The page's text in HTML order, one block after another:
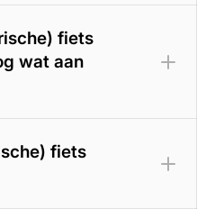
fiets
wat aan
fiets